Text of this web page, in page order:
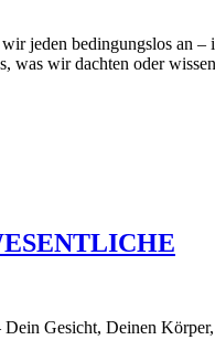
jeden bedingungslos
was wir dachten oder
Gesicht, Deinen